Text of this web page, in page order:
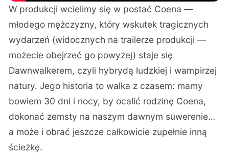
W produkcji wcielimy się w postać Coena —
młodego mężczyzny, który wskutek tragicznych
wydarzeń (widocznych na trailerze produkcji —
możecie obejrzeć go powyżej) staje się
Dawnwalkerem, czyli hybrydą ludzkiej i wampirzej
natury. Jego historia to walka z czasem: mamy
bowiem 30 dni i nocy, by ocalić rodzinę Coena,
dokonać zemsty na naszym dawnym suwerenie…
a może i obrać jeszcze całkowicie zupełnie inną
ścieżkę.